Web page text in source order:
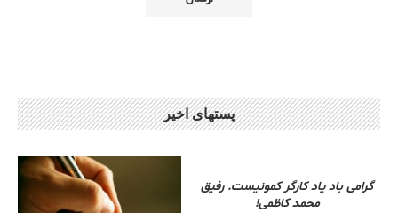
پستهای اخیر
گرامی باد یاد کارگر کمونیست. رفیق
محمد کاظمی!